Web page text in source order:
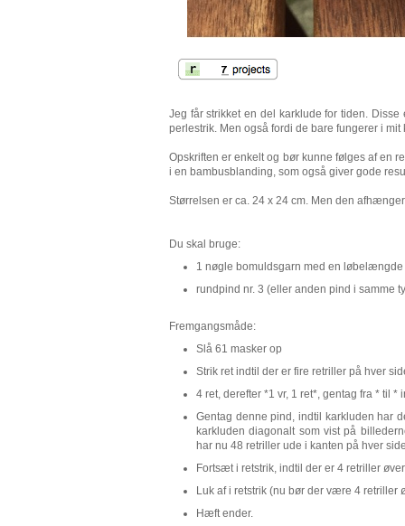
Jeg får strikket en del karklude for tiden.
perlestrik. Men også fordi de bare fungerer i mit
Opskriften er enkelt og bør kunne følges af en
i en bambusblanding, som også giver gode
Størrelsen er ca. 24 x 24 cm. Men den
Du skal bruge:
1 nøgle bomuldsgarn med en løbelængde
rundpind nr. 3 (eller anden pind i samme
Fremgangsmåde:
Slå 61 masker op
Strik ret indtil der er fire retriller på hver
4 ret, derefter *1 vr, 1 ret*, gentag fra * til
Gentag denne pind, indtil karkluden har
karkluden diagonalt som vist på
har nu 48 retriller ude i kanten på hver
Fortsæt i retstrik, indtil der er 4 retriller
Luk af i retstrik (nu bør der være 4 retriller
Hæft ender.